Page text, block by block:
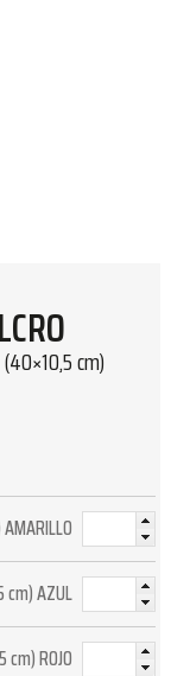
cm)
cm) AZUL
ROJO